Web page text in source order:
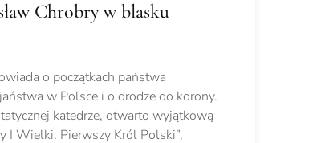
Chrobry w blasku
o początkach państwa
w Polsce i o drodze do korony.
katedrze, otwarto wyjątkową
I Wielki. Pierwszy Król Polski”,